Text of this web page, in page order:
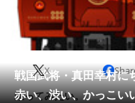
住まい
会員記事
戦国武将・真田幸村に
赤い、渋い、かっこい
X
乗ってみたい。